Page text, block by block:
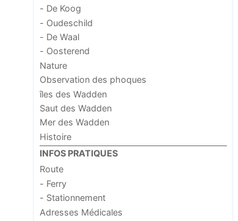
- De Koog
- Oudeschild
- De Waal
- Oosterend
Nature
Observation des phoques
îles des Wadden
Saut des Wadden
Mer des Wadden
Histoire
INFOS PRATIQUES
Route
- Ferry
- Stationnement
Adresses Médicales